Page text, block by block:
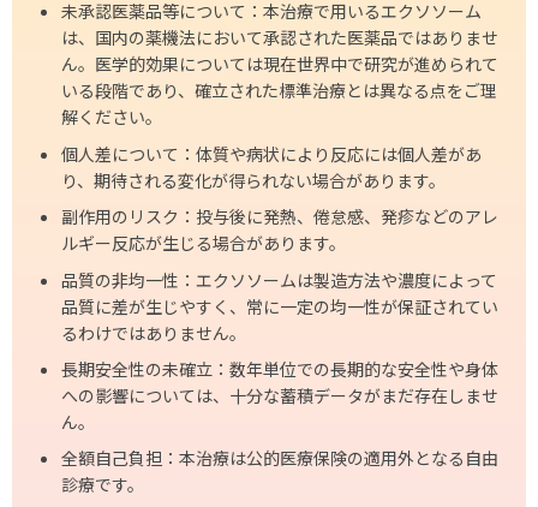
未承認医薬品等について：本治療で用いるエクソソーム
は、国内の薬機法において承認された医薬品ではありませ
ん。医学的効果については現在世界中で研究が進められて
いる段階であり、確立された標準治療とは異なる点をご理
解ください。
個人差について：体質や病状により反応には個人差があ
り、期待される変化が得られない場合があります。
副作用のリスク：投与後に発熱、倦怠感、発疹などのアレ
ルギー反応が生じる場合があります。
品質の非均一性：エクソソームは製造方法や濃度によって
品質に差が生じやすく、常に一定の均一性が保証されてい
るわけではありません。
長期安全性の未確立：数年単位での長期的な安全性や身体
への影響については、十分な蓄積データがまだ存在しませ
ん。
全額自己負担：本治療は公的医療保険の適用外となる自由
診療です。